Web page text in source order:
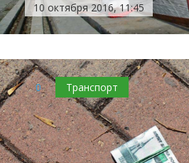
10 октября 2016, 11:45
0 Транспорт